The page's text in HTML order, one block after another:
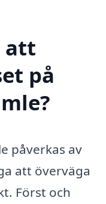
att
på
påverkas av
att överväga
Först och